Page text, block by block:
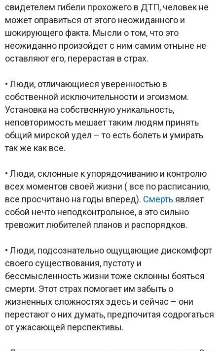
свидетелем гибели прохожего в ДТП, человек не
может оправиться от этого неожиданного и
шокирующего факта. Мысли о том, что это
неожиданно произойдет с ним самим отныне не
оставляют его, перерастая в страх.
• Люди, отличающиеся уверенностью в
собственной исключительности и эгоизмом.
Установка на собственную уникальность,
неповторимость мешает таким людям принять
общий мирской удел – то есть болеть и умирать
так же как все.
• Люди, склонные к упорядочиванию и контролю
всех моментов своей жизни ( все по расписанию,
все просчитано на годы вперед). Смерть являет
собой нечто неподконтрольное, а это сильно
тревожит любителей планов и распорядков.
• Люди, подсознательно ощущающие дискомфорт
своего существования, пустоту и
бессмысленность жизни тоже склонны бояться
смерти. Этот страх помогает им забыть о
жизненных сложностях здесь и сейчас – они
перестают о них думать, предпочитая содрогаться
от ужасающей перспективы.